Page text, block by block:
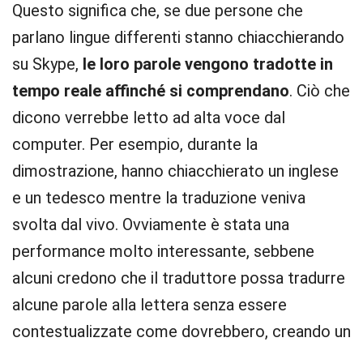
Questo significa che, se due persone che
parlano lingue differenti stanno chiacchierando
su Skype, le loro parole vengono tradotte in
tempo reale affinché si comprendano. Ciò che
dicono verrebbe letto ad alta voce dal
computer. Per esempio, durante la
dimostrazione, hanno chiacchierato un inglese
e un tedesco mentre la traduzione veniva
svolta dal vivo. Ovviamente è stata una
performance molto interessante, sebbene
alcuni credono che il traduttore possa tradurre
alcune parole alla lettera senza essere
contestualizzate come dovrebbero, creando un